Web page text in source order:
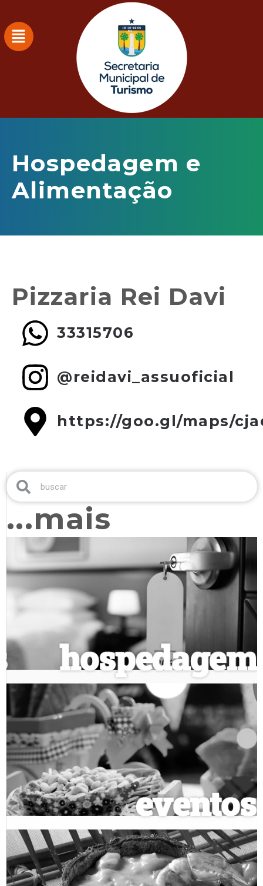
Hospedagem e
Alimentação
Pizzaria Rei Davi
33315706
@reidavi_assuoficial
https://goo.gl/maps/
...mais